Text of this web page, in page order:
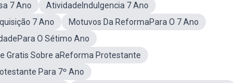
7 Ano
AtividadeIndulgencia 7 Ano
7 Ano
Motuvos Da ReformaPara O 7 Ano
O Sétimo Ano
Gratis Sobre aReforma Protestante
Para 7º Ano